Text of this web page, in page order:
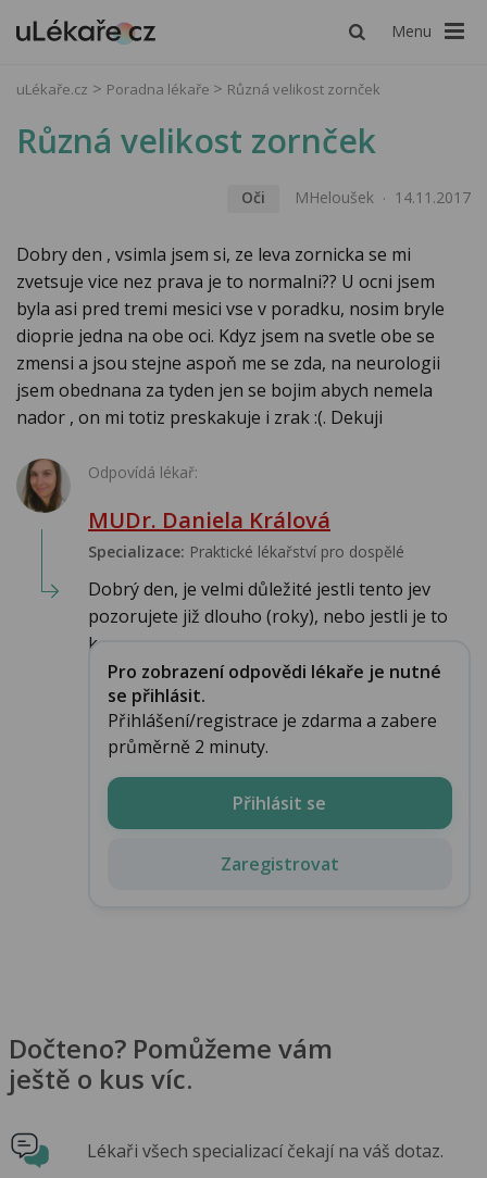
Menu
uLékaře.cz Poradna lékaře Různá velikost zornček
Různá velikost zornček
Oči MHeloušek 14.11.2017
Dobry den , vsimla jsem si, ze leva zornicka se mi
zvetsuje vice nez prava je to normalni?? U ocni jsem
byla asi pred tremi mesici vse v poradku, nosim bryle
dioprie jedna na obe oci. Kdyz jsem na svetle obe se
zmensi a jsou stejne aspoň me se zda, na neurologii
jsem obednana za tyden jen se bojim abych nemela
nador , on mi totiz preskakuje i zrak :(. Dekuji
Odpovídá lékař:
MUDr. Daniela Králová
Specializace: Praktické lékařství pro dospělé
Dobrý den, je velmi důležité jestli tento jev
pozorujete již dlouho (roky), nebo jestli je to
k...
Pro zobrazení odpovědi lékaře je nutné
se přihlásit.
Přihlášení/registrace je zdarma a zabere
průměrně 2 minuty.
Přihlásit se
Zaregistrovat
Dočteno? Pomůžeme vám
ještě o kus víc.
Lékaři všech specializací čekají na váš dotaz.